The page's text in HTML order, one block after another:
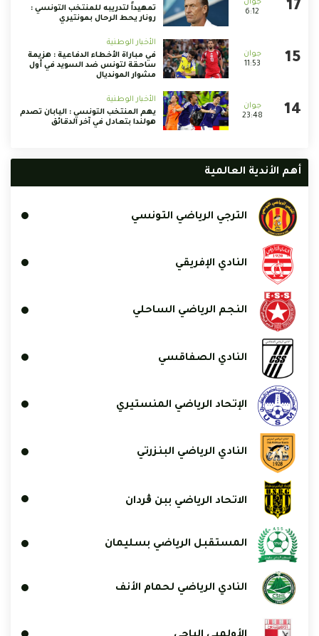
6:12
تمهيداً لتدريبه للمنتخب التونسي :
رونار يحط الرحال بمونتيري
11:53
الأخبار الوطنية
في مباراة الأخطاء الدفاعية : هزيمة
ساحقة لتونس ضد السويد في أول
مشوار المونديال
23:48
الأخبار الوطنية
يهم المنتخب التونسي : اليابان تصدم
هولندا بتعادل في آخر الدقائق
أهم الأندية العالمية
الترجي الرياضي التونسي
النادي الإفريقي
النجم الرياضي الساحلي
النادي الصفاقسي
الإتحاد الرياضي المنستيري
النادي الرياضي البنزرتي
الاتحاد الرياضي ببن ڨردان
المستقبل الرياضي بسليمان
النادي الرياضي لحمام الأنف